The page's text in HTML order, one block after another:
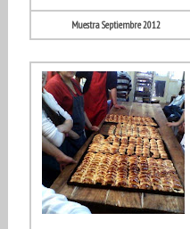
Muestra Septiembre 2012